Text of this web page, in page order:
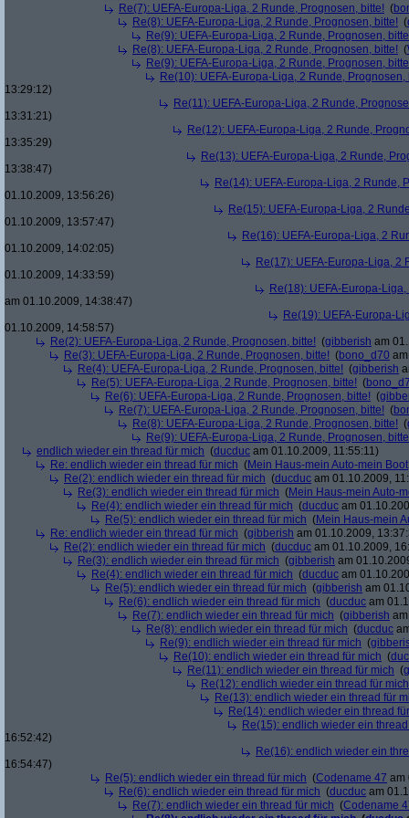
Re(7): UEFA-Europa-Liga, 2 Runde, Prognosen, bitte! (
Re(8): UEFA-Europa-Liga, 2 Runde, Prognosen, bitte! (
Re(9): UEFA-Europa-Liga, 2 Runde, Prognosen,
Re(8): UEFA-Europa-Liga, 2 Runde, Prognosen, bitte! (
Re(9): UEFA-Europa-Liga, 2 Runde, Prognosen,
Re(10): UEFA-Europa-Liga, 2 Runde, Prognosen,
13:29:12)
Re(11): UEFA-Europa-Liga, 2 Runde,
13:31:21)
Re(12): UEFA-Europa-Liga, 2 Runde,
13:35:29)
Re(13): UEFA-Europa-Liga, 2 Runde,
13:38:47)
Re(14): UEFA-Europa-Liga, 2 Runde,
01.10.2009, 13:56:26)
Re(15): UEFA-Europa-Liga, 2
01.10.2009, 13:57:47)
Re(16): UEFA-Europa-Liga, 2
01.10.2009, 14:02:05)
Re(17): UEFA-Europa-Liga, 2
01.10.2009, 14:33:59)
Re(18): UEFA-Europa-
am 01.10.2009, 14:38:47)
Re(19): UEFA-Europa-
01.10.2009, 14:58:57)
Re(2): UEFA-Europa-Liga, 2 Runde, Prognosen, bitte! (gibberish am
Re(3): UEFA-Europa-Liga, 2 Runde, Prognosen, bitte! (bono_d70
Re(4): UEFA-Europa-Liga, 2 Runde, Prognosen, bitte! (gibberish
Re(5): UEFA-Europa-Liga, 2 Runde, Prognosen, bitte! (
Re(6): UEFA-Europa-Liga, 2 Runde, Prognosen, bitte! (
Re(7): UEFA-Europa-Liga, 2 Runde, Prognosen, bitte! (
Re(8): UEFA-Europa-Liga, 2 Runde, Prognosen, bitte! (
Re(9): UEFA-Europa-Liga, 2 Runde, Prognosen,
endlich wieder ein thread für mich (ducduc am 01.10.2009, 11:55:11)
Re: endlich wieder ein thread für mich (Mein Haus-mein Auto-mein Boot
Re(2): endlich wieder ein thread für mich (ducduc am 01.10.2009,
Re(3): endlich wieder ein thread für mich (Mein Haus-mein Auto-
Re(4): endlich wieder ein thread für mich (ducduc am
Re(5): endlich wieder ein thread für mich (Mein Haus-mein
Re: endlich wieder ein thread für mich (gibberish am 01.10.2009,
Re(2): endlich wieder ein thread für mich (ducduc am 01.10.2009,
Re(3): endlich wieder ein thread für mich (gibberish am
Re(4): endlich wieder ein thread für mich (ducduc am
Re(5): endlich wieder ein thread für mich (gibberish am
Re(6): endlich wieder ein thread für mich (ducduc am
Re(7): endlich wieder ein thread für mich (gibberish
Re(8): endlich wieder ein thread für mich (ducduc
Re(9): endlich wieder ein thread für mich (
Re(10): endlich wieder ein thread für mich (
Re(11): endlich wieder ein thread für mich (
Re(12): endlich wieder ein thread für mich
Re(13): endlich wieder ein thread für
Re(14): endlich wieder ein thread
Re(15): endlich wieder ein
16:52:42)
Re(16): endlich wieder ein
16:54:47)
Re(5): endlich wieder ein thread für mich (Codename 47 am
Re(6): endlich wieder ein thread für mich (ducduc am
Re(7): endlich wieder ein thread für mich (Codename